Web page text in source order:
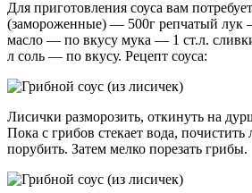
Для приготовления соуса вам
(замороженные) — 500г репчатый лук
масло — по вкусу мука — 1 ст.л.
л соль — по вкусу. Рецепт соуса:
Лисички разморозить, откинуть на
Пока с грибов стекает вода,
порубить. Затем мелко порезать грибы.